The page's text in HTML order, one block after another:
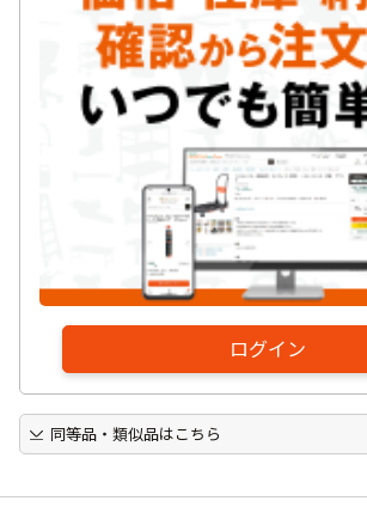
ログイン
同等品・類似品はこちら